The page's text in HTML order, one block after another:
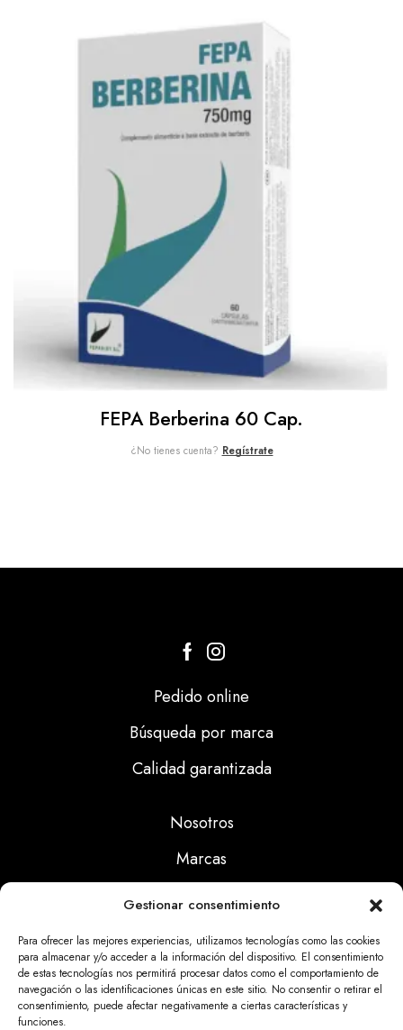
Gestionar consentimiento
Para ofrecer las mejores experiencias, utilizamos tecnologías como las cookies
para almacenar y/o acceder a la información del dispositivo. El consentimiento
de estas tecnologías nos permitirá procesar datos como el comportamiento de
navegación o las identificaciones únicas en este sitio. No consentir o retirar el
consentimiento, puede afectar negativamente a ciertas características y
funciones.
FEPA Berberina 60 Cap.
¿No tienes cuenta? Regístrate
Pedido online
Búsqueda por marca
Calidad garantizada
Nosotros
Marcas
Noticias
Aviso Legal